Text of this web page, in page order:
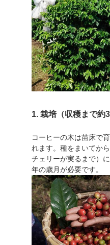
1. 栽培（収穫まで約3
コーヒーの木は苗床で
れます。種をまいてか
チェリーが実るまで）
年の歳月が必要です。